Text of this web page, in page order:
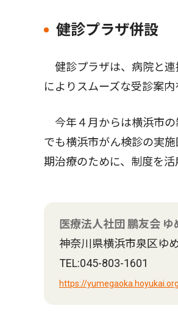
健診プラザ併設
健診プラザは、病院と連
によりスムーズな受診案内
今年４月からは横浜市の
でも横浜市がん検診の実
期治療のために、制度を活
医療法人社団 鵬友会
神奈川県横浜市泉区ゆ
TEL:045-803-1601
https://